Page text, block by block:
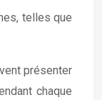
telles que
présenter
chaque